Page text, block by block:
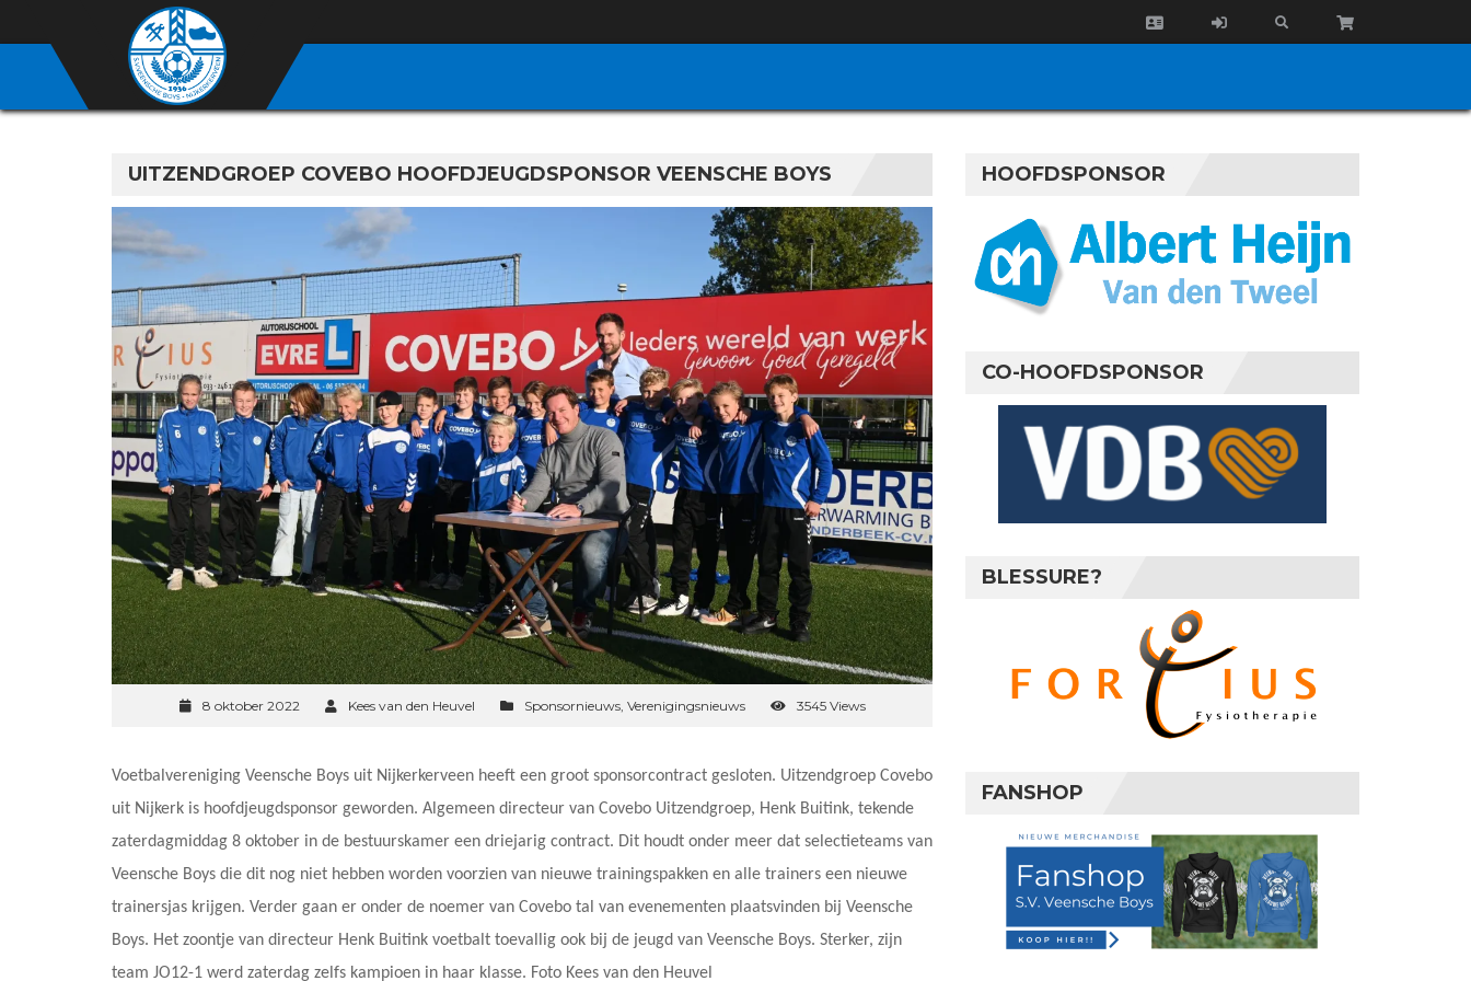
UITZENDGROEP COVEBO HOOFDJEUGDSPONSOR VEENSCHE BOYS
8 oktober 2022 Kees van den Heuvel Sponsornieuws, Verenigingsnieuws 3545 Views
Voetbalvereniging Veensche Boys uit Nijkerkerveen heeft een groot sponsorcontract gesloten. Uitzendgroep Covebo
uit Nijkerk is hoofdjeugdsponsor geworden. Algemeen directeur van Covebo Uitzendgroep, Henk Buitink, tekende
zaterdagmiddag 8 oktober in de bestuurskamer een driejarig contract. Dit houdt onder meer dat selectieteams van
Veensche Boys die dit nog niet hebben worden voorzien van nieuwe trainingspakken en alle trainers een nieuwe
trainersjas krijgen. Verder gaan er onder de noemer van Covebo tal van evenementen plaatsvinden bij Veensche
Boys. Het zoontje van directeur Henk Buitink voetbalt toevallig ook bij de jeugd van Veensche Boys. Sterker, zijn
team JO12-1 werd zaterdag zelfs kampioen in haar klasse. Foto Kees van den Heuvel
HOOFDSPONSOR
CO-HOOFDSPONSOR
BLESSURE?
FANSHOP